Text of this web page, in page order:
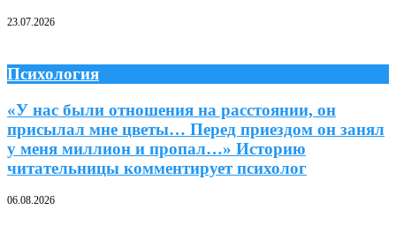
23.07.2026
Психология
«У нас были отношения на расстоянии, он
присылал мне цветы… Перед приездом он занял
у меня миллион и пропал…» Историю
читательницы комментирует психолог
06.08.2026